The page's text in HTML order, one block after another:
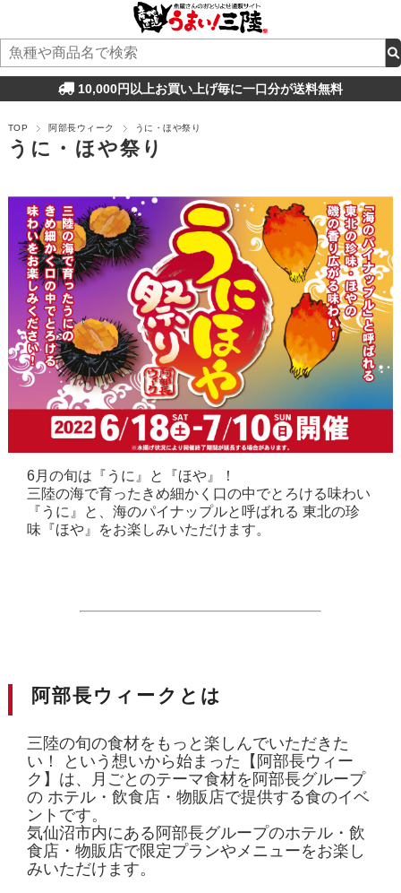
10,000円以上お買い上げ毎に一口分が送料無料
TOP 阿部長ウィーク うに・ほや祭り
うに・ほや祭り
6月の旬は『うに』と『ほや』！
三陸の海で育ったきめ細かく口の中でとろける味わい
『うに』と、海のパイナップルと呼ばれる 東北の珍
味『ほや』をお楽しみいただけます。
阿部長ウィークとは
三陸の旬の食材をもっと楽しんでいただきた
い！ という想いから始まった【阿部長ウィー
ク】は、月ごとのテーマ食材を阿部長グループ
の ホテル・飲食店・物販店で提供する食のイベ
ントです。
気仙沼市内にある阿部長グループのホテル・飲
食店・物販店で限定プランやメニューをお楽し
みいただけます。